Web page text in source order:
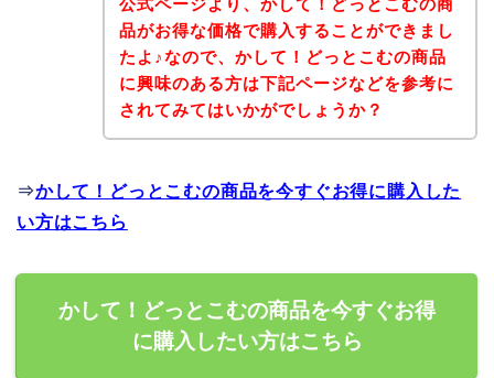
公式ページより、かして！どっとこむの商
品がお得な価格で購入することができまし
たよ♪なので、かして！どっとこむの商品
に興味のある方は下記ページなどを参考に
されてみてはいかがでしょうか？
⇒かして！どっとこむの商品を今すぐお得に購入した
い方はこちら
かして！どっとこむの商品を今すぐお得
に購入したい方はこちら